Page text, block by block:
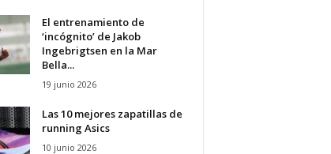
El entrenamiento de
‘incógnito’ de Jakob
Ingebrigtsen en la Mar
Bella...
19 junio 2026
Las 10 mejores zapatillas de
running Asics
10 junio 2026